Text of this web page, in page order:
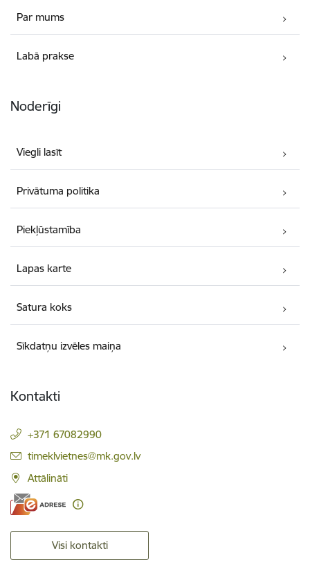
Par mums
Labā prakse
Noderīgi
Viegli lasīt
Privātuma politika
Piekļūstamība
Lapas karte
Satura koks
Sīkdatņu izvēles maiņa
Kontakti
+371 67082990
E-pasts:
timeklvietnes@mk.gov.lv
Attālināti
Visi kontakti